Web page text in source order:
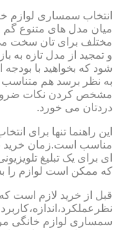
انتخاب سمساری لوازم
میان مدل های متنوع
مختلف برای تان سخت
و تمجید از مدل تازه به
شود که بخواهید با
به نظر برسد هم متناسب
مشخص کردن نکات
دردتان می خورد.
این راهنما تنها برای
مناسب است.زمان خرید
ای برای یک تبلیغ
که ممکن است لوازم را
قبل از خرید لازم است
سمساری لوازم خانگی